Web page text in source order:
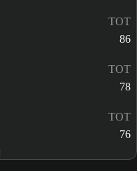
TOT
86
TOT
78
TOT
76